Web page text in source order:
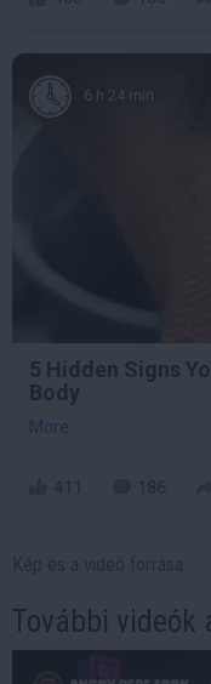
6 h 24 min
5 Hidden Signs
Body
More
További videók